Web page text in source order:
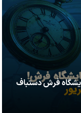
فرش دستباف